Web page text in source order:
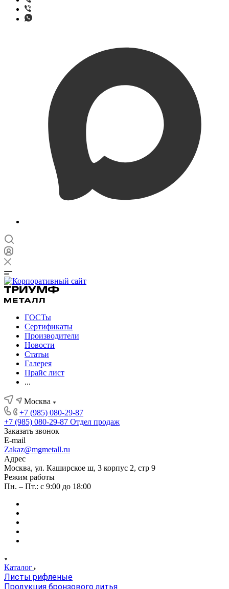
ГОСТы
Сертификаты
Производители
Новости
Статьи
Галерея
Прайс лист
...
Москва
+7 (985) 080-29-87
+7 (985) 080-29-87 Отдел продаж
Заказать звонок
E-mail
Zakaz@mgmetall.ru
Адрес
Москва, ул. Каширское ш, 3 корпус 2, стр 9
Режим работы
Пн. – Пт.: с 9:00 до 18:00
Каталог
Листы рифленые
Продукция бронзового литья